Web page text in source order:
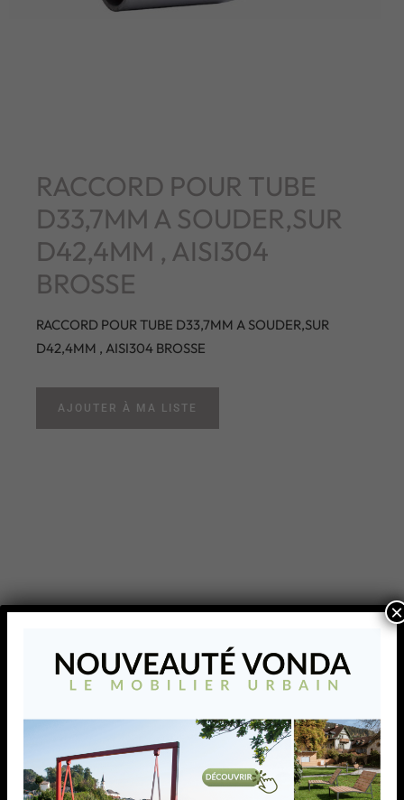
RACCORD POUR TUBE
D33,7MM A SOUDER,SUR
D42,4MM , AISI304
BROSSE
RACCORD POUR TUBE D33,7MM A SOUDER,SUR
D42,4MM , AISI304 BROSSE
AJOUTER À MA LISTE
×